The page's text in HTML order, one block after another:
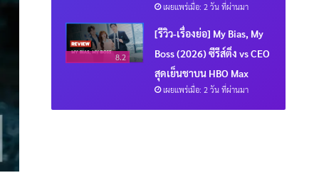
เผยแพร่เมื่อ: 2 วัน ที่ผ่านมา
8.2
[รีวิว-เรื่องย่อ] My Bias, My
Boss (2026) ซีรีส์ติ่ง vs CEO
สุดเย็นชาบน HBO Max
เผยแพร่เมื่อ: 2 วัน ที่ผ่านมา